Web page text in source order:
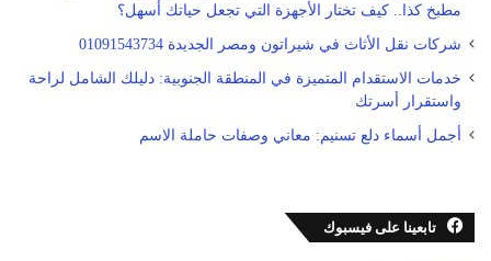
مطبخ كذا.. كيف تختار الأجهزة التي تجعل حياتك أسهل؟
شركات نقل الأثاث في شيراتون ومصر الجديدة 01091543734
خدمات الاستقدام المتميزة في المنطقة الجنوبية: دليلك الشامل لراحة
واستقرار أسرتك
أجمل أسماء دلع تسنيم: معاني وصفات حاملة الاسم
تابعينا على فيسبوك